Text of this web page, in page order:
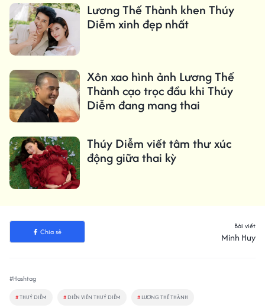
Lương Thế Thành khen Thúy
Diễm xinh đẹp nhất
Xôn xao hình ảnh Lương Thế
Thành cạo trọc đầu khi Thúy
Diễm đang mang thai
Thúy Diễm viết tâm thư xúc
động giữa thai kỳ
Chia sẻ
Bài viết
Minh Huy
#Hashtag
#THUÝ DIỄM # DIỄN VIÊN THUÝ DIỄM # LƯƠNG THẾ THÀNH